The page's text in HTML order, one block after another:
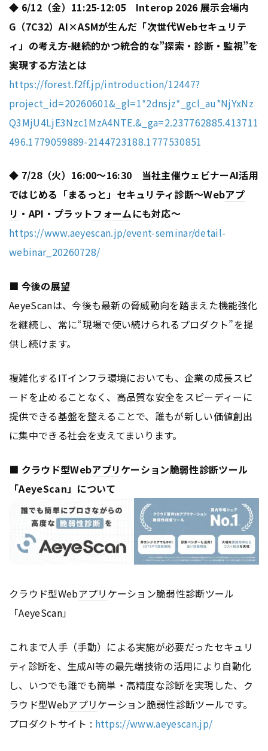
◆ 6/12（金）11:25-12:05 Interop 2026 展示会場内
G（7C32）AI×ASMが生んだ「次世代Webセキュリテ
ィ」の考え方-継続的かつ統合的な”探索・診断・監視”を
実現する方法とは
https://forest.f2ff.jp/introduction/12447?
project_id=20260601&_gl=1*2dnsjz*_gcl_au*NjYxNz
Q3MjU4LjE3Nzc1MzA4NTE.&_ga=2.237762885.413711
496.1779059889-2144723188.1777530851
◆ 7/28（火）16:00～16:30 当社主催ウェビナーAI活用
ではじめる「まるっと」セキュリティ診断～Webアプ
リ ・API・プラットフォームにも対応～
https://www.aeyescan.jp/event-seminar/detail-
webinar_20260728/
■ 今後の展望
AeyeScanは、今後も最新の脅威動向を踏まえた機能強化
を継続し、常に“現場で使い続けられるプロダクト”を提
供し続けます。
複雑化するITインフラ環境においても、企業の成長スピ
ードを止めることなく、高品質な安全をスピーディーに
提供できる基盤を整えることで、誰もが新しい価値創出
に集中できる社会を支えてまいります。
■ クラウド型Webアプリケーション脆弱性診断ツール
「AeyeScan」について
クラウド型Webアプリ ケーション脆弱性診断ツール
「AeyeScan」
これまで人手（手動）による実施が必要だったセキュリ
ティ診断を、生成AI等の最先端技術の活用により自動化
し、いつでも誰でも簡単・高精度な診断を実現した、ク
ラウド型Webアプリケーション脆弱性診断ツールです。
プロダクトサイト : https://www.aeyescan.jp/